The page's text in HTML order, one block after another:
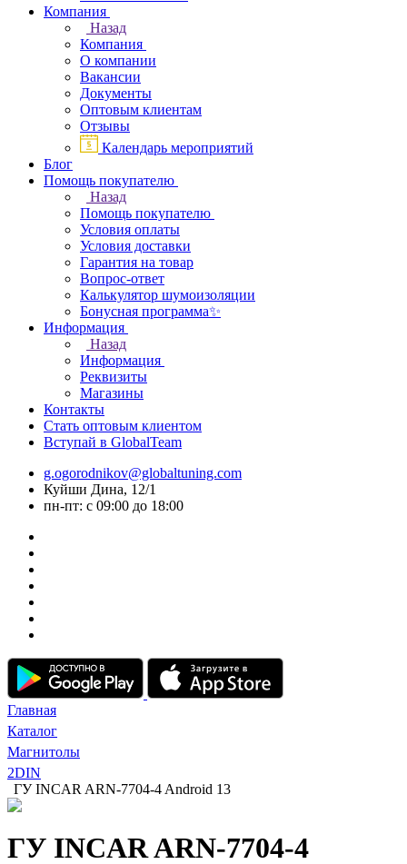
Компания
Назад
Компания
О компании
Вакансии
Документы
Оптовым клиентам
Отзывы
Календарь мероприятий
Блог
Помощь покупателю
Назад
Помощь покупателю
Условия оплаты
Условия доставки
Гарантия на товар
Вопрос-ответ
Калькулятор шумоизоляции
Бонусная программа✨
Информация
Назад
Информация
Реквизиты
Магазины
Контакты
Стать оптовым клиентом
Вступай в GlobalTeam
g.ogorodnikov@globaltuning.com
Куйши Дина, 12/1
пн-пт: с 09:00 до 18:00
Главная
Каталог
Магнитолы
2DIN
ГУ INCAR ARN-7704-4 Android 13
ГУ INCAR ARN-7704-4